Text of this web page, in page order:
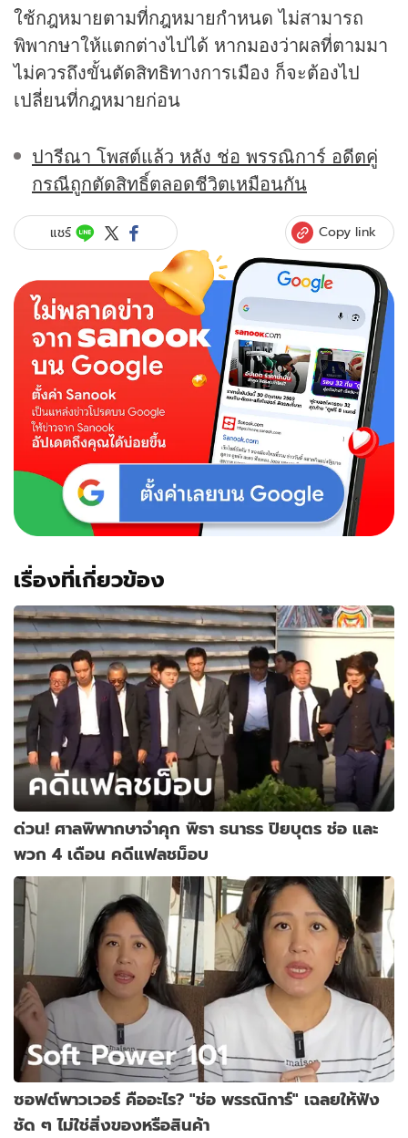
ใช้กฎหมายตามที่กฎหมายกำหนด ไม่สามารถ
พิพากษาให้แตกต่างไปได้ หากมองว่าผลที่ตามมา
ไม่ควรถึงขั้นตัดสิทธิทางการเมือง ก็จะต้องไป
เปลี่ยนที่กฎหมายก่อน
ปารีณา โพสต์แล้ว หลัง ช่อ พรรณิการ์ อดีตคู่
กรณีถูกตัดสิทธิ์ตลอดชีวิตเหมือนกัน
แชร์ Copy link
เรื่องที่เกี่ยวข้อง
ด่วน! ศาลพิพากษาจำคุก พิธา ธนาธร ปิยบุตร ช่อ และ
พวก 4 เดือน คดีแฟลชม็อบ
ซอฟต์พาวเวอร์ คืออะไร? "ช่อ พรรณิการ์" เฉลยให้ฟัง
ชัด ๆ ไม่ใช่สิ่งของหรือสินค้า